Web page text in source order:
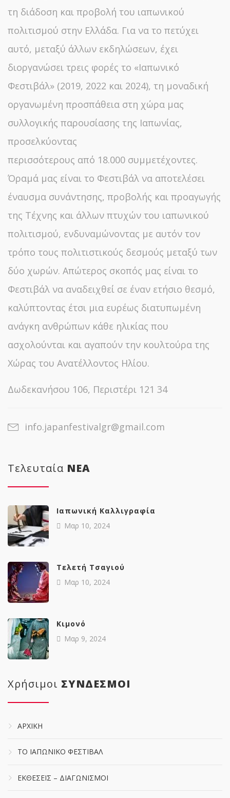
τη διάδοση και προβολή του ιαπωνικού
πολιτισμού στην Ελλάδα. Για να το πετύχει
αυτό, μεταξύ άλλων εκδηλώσεων, έχει
διοργανώσει τρεις φορές το «Ιαπωνικό
Φεστιβάλ» (2019, 2022 και 2024), τη μοναδική
οργανωμένη προσπάθεια στη χώρα μας
συλλογικής παρουσίασης της Ιαπωνίας,
προσελκύοντας
περισσότερους από 18.000 συμμετέχοντες.
Όραμά μας είναι το Φεστιβάλ να αποτελέσει
έναυσμα συνάντησης, προβολής και προαγωγής
της Τέχνης και άλλων πτυχών του ιαπωνικού
πολιτισμού, ενδυναμώνοντας με αυτόν τον
τρόπο τους πολιτιστικούς δεσμούς μεταξύ των
δύο χωρών. Απώτερος σκοπός μας είναι το
Φεστιβάλ να αναδειχθεί σε έναν ετήσιο θεσμό,
καλύπτοντας έτσι μια ευρέως διατυπωμένη
ανάγκη ανθρώπων κάθε ηλικίας που
ασχολούνται και αγαπούν την κουλτούρα της
Χώρας του Ανατέλλοντος Ηλίου.
Δωδεκανήσου 106, Περιστέρι 121 34
info.japanfestivalgr@gmail.com
Τελευταία NΕΑ
Ιαπωνική Καλλιγραφία
Μαρ 10, 2024
Tελετή Τσαγιού
Μαρ 10, 2024
Κιμονό
Μαρ 9, 2024
Χρήσιμοι ΣΥΝΔΕΣΜΟΙ
ΑΡΧΙΚΗ
ΤΟ ΙΑΠΩΝΙΚΟ ΦΕΣΤΙΒΑΛ
ΕΚΘΕΣΕΙΣ – ΔΙΑΓΩΝΙΣΜΟΙ